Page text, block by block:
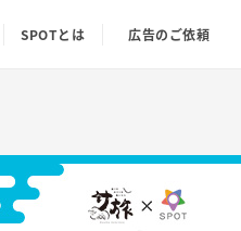
SPOTとは 広告のご依頼